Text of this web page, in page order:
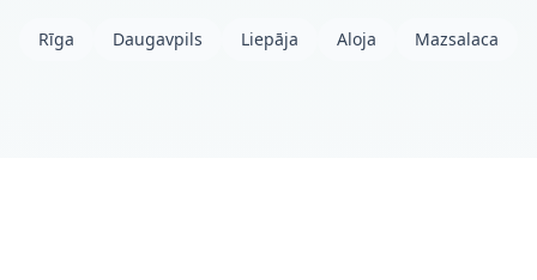
Rīga Daugavpils Liepāja Aloja Mazsalaca